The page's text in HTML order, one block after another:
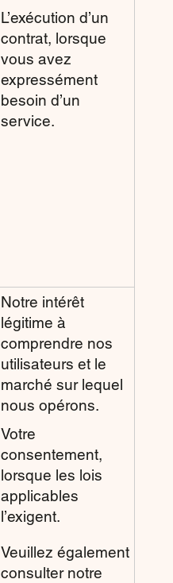
L’exécution d’un
contrat, lorsque
vous avez
expressément
besoin d’un
service.
Notre intérêt
légitime à
comprendre nos
utilisateurs et le
marché sur lequel
nous opérons.
Votre
consentement,
lorsque les lois
applicables
l’exigent.
Veuillez également
consulter notre